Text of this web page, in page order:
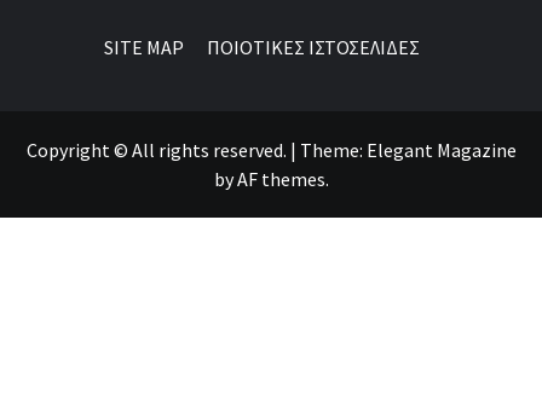
SITE MAP ΠΟΙΟΤΙΚΕΣ ΙΣΤΟΣΕΛΙΔΕΣ
Copyright © All rights reserved. | Theme: Elegant Magazine
byAF themes.